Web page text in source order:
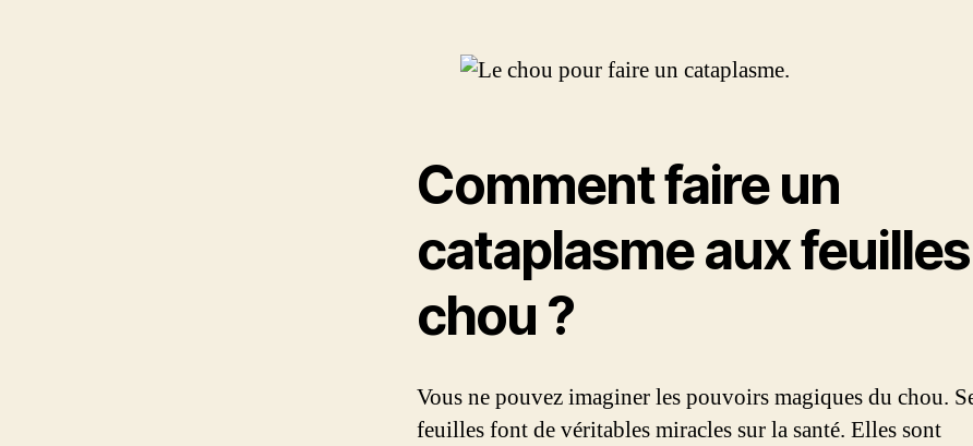
Comment faire un
cataplasme aux
chou ?
Vous ne pouvez imaginer les pouvoirs magiques du chou.
feuilles font de véritables miracles sur la santé. Elles sont